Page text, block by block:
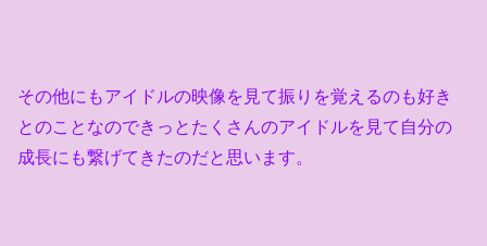
その他にもアイドルの映像を見て振りを覚えるのも好き
とのことなのできっとたくさんのアイドルを見て自分の
成長にも繋げてきたのだと思います。